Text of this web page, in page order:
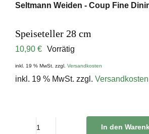
Seltmann Weiden - Coup Fine
Speiseteller 28 cm
10,90 € Vorrätig
inkl. 19 % MwSt. zzgl. Versandkosten
inkl. 19 % MwSt. zzgl. Versandkosten
In den